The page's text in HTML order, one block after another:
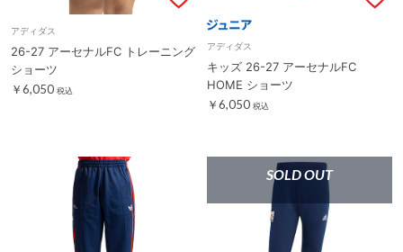
アディダス
26-27 アーセナルFC トレーニング
ショーツ
￥6,050 税込
アディダス
キッズ 26-27 アーセナルFC
HOME ショーツ
￥6,050 税込
SOLD OUT